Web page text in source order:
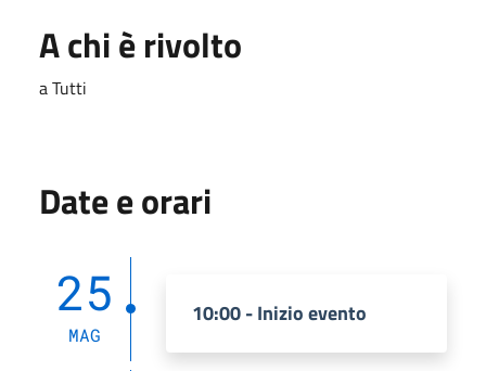
A chi è rivolto
a Tutti
Date e orari
25
MAG
10:00 - Inizio evento